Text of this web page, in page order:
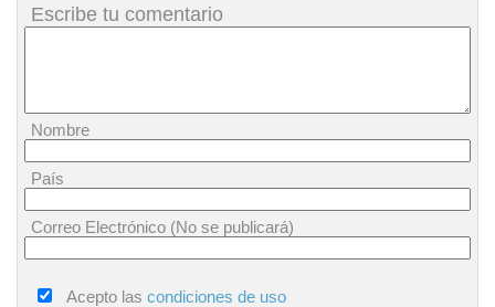
Escribe tu comentario
Nombre
País
Correo Electrónico (No se publicará)
Acepto las condiciones de uso